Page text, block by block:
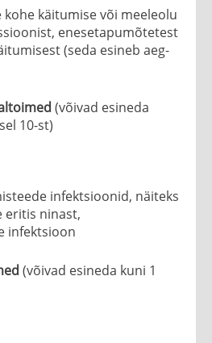
kohe käitumise või meeleolu
enesetapumõtetest
(seda esineb aeg-
(võivad esineda
10-st)
infektsioonid, näiteks
eritis ninast,
infektsioon
(võivad esineda kuni 1